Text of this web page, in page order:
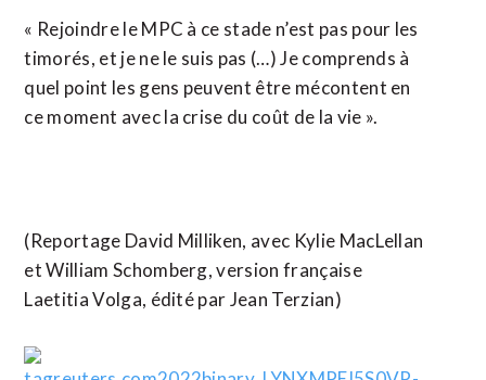
« Rejoindre le MPC à ce stade n’est pas pour les
timorés, et je ne le suis pas (…) Je comprends à
quel point les gens peuvent être mécontent en
ce moment avec la crise du coût de la vie ».
(Reportage David Milliken, avec Kylie MacLellan
et William Schomberg, version française
Laetitia Volga, édité par Jean Terzian)